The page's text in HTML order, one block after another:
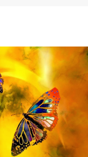
Βόλτα στην Ελλάδα
Ταξίδια